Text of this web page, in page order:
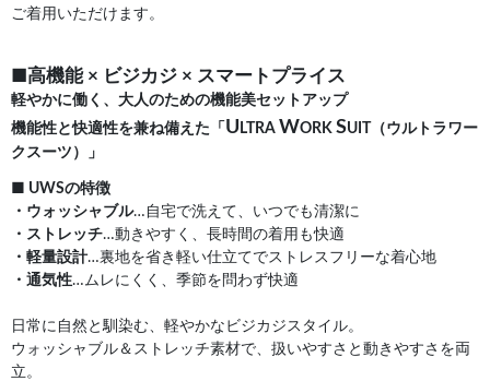
ご着用いただけます。
■高機能 × ビジカジ × スマートプライス
軽やかに働く、大人のための機能美セットアップ
機能性と快適性を兼ね備えた「 U LTRA WORK SUIT（ウルトラワー
クスーツ）」
■ UWSの特徴
・ウォッシャブル…自宅で洗えて、いつでも清潔に
・ストレッチ…動きやすく、長時間の着用も快適
・軽量設計…裏地を省き軽い仕立てでストレスフリーな着心地
・通気性…ムレにくく、季節を問わず快適
日常に自然と馴染む、軽やかなビジカジスタイル。
ウォッシャブル＆ストレッチ素材で、扱いやすさと動きやすさを両
立。